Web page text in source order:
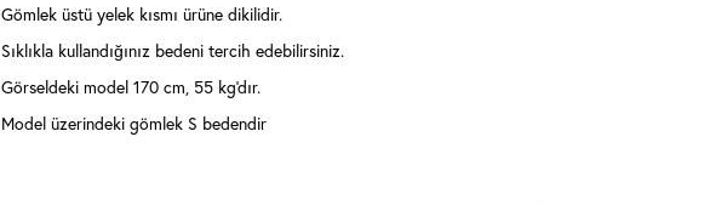
Gömlek üstü yelek kısmı ürüne dikilidir.
Sıklıkla kullandığınız bedeni tercih edebilirsiniz.
Görseldeki model 170 cm, 55 kg'dır.
Model üzerindeki gömlek S bedendir